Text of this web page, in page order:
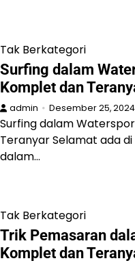
Tak Berkategori
Surfing dalam
Komplet dan
admin Desember 25, 2024
Surfing dalam
Teranyar Selamat ada
dalam…
Tak Berkategori
Trik Pemasaran
Komplet dan